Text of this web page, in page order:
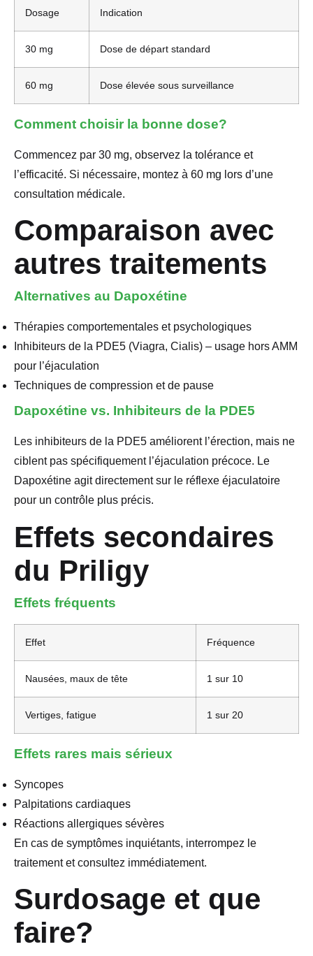
Dosage Indication
30 mg Dose de départ standard
60 mg Dose élevée sous surveillance
Comment choisir la bonne dose?
Commencez par 30 mg, observez la tolérance et
l’efficacité. Si nécessaire, montez à 60 mg lors d’une
consultation médicale.
Comparaison avec
autres traitements
Alternatives au Dapoxétine
Thérapies comportementales et psychologiques
Inhibiteurs de la PDE5 (Viagra, Cialis) – usage hors AMM
pour l’éjaculation
Techniques de compression et de pause
Dapoxétine vs. Inhibiteurs de la PDE5
Les inhibiteurs de la PDE5 améliorent l’érection, mais ne
ciblent pas spécifiquement l’éjaculation précoce. Le
Dapoxétine agit directement sur le réflexe éjaculatoire
pour un contrôle plus précis.
Effets secondaires
du Priligy
Effets fréquents
Effet Fréquence
Nausées, maux de tête 1 sur 10
Vertiges, fatigue 1 sur 20
Effets rares mais sérieux
Syncopes
Palpitations cardiaques
Réactions allergiques sévères
En cas de symptômes inquiétants, interrompez le
traitement et consultez immédiatement.
Surdosage et que
faire?